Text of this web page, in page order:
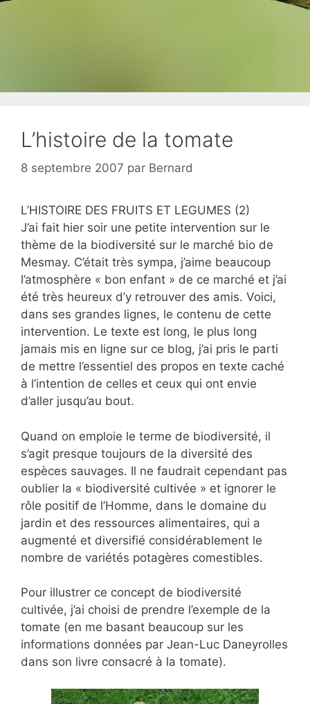
L’histoire de la tomate
8 septembre 2007 par Bernard
L’HISTOIRE DES FRUITS ET LEGUMES (2)
J’ai fait hier soir une petite intervention sur le
thème de la biodiversité sur le marché bio de
Mesmay. C’était très sympa, j’aime beaucoup
l’atmosphère « bon enfant » de ce marché et j’ai
été très heureux d’y retrouver des amis. Voici,
dans ses grandes lignes, le contenu de cette
intervention. Le texte est long, le plus long
jamais mis en ligne sur ce blog, j’ai pris le parti
de mettre l’essentiel des propos en texte caché
à l’intention de celles et ceux qui ont envie
d’aller jusqu’au bout.
Quand on emploie le terme de biodiversité, il
s’agit presque toujours de la diversité des
espèces sauvages. Il ne faudrait cependant pas
oublier la « biodiversité cultivée » et ignorer le
rôle positif de l’Homme, dans le domaine du
jardin et des ressources alimentaires, qui a
augmenté et diversifié considérablement le
nombre de variétés potagères comestibles.
Pour illustrer ce concept de biodiversité
cultivée, j’ai choisi de prendre l’exemple de la
tomate (en me basant beaucoup sur les
informations données par Jean-Luc Daneyrolles
dans son livre consacré à la tomate).